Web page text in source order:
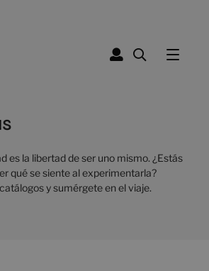
es la libertad de ser uno mismo. ¿Estás
qué se siente al experimentarla?
y sumérgete en el viaje.